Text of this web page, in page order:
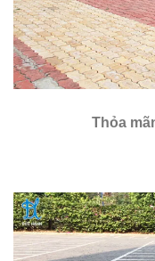
Thỏa